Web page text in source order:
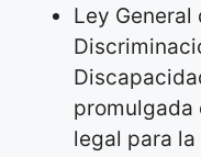
Ley
promulgada
legal para